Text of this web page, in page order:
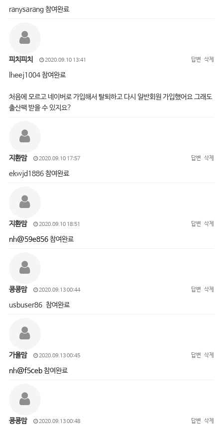
ranysarang 참여완료
피치피치 2020.09.10 13:41 답변 삭제
lheej1004 참여완료
처음에 모르고 네이버로 가입해서 탈퇴하고 다시 일반회원 가입했어요 그래도
출산팩 받을 수 있지요?
지환맘 2020.09.10 17:57 답변 삭제
ekwjd1886 참여완료
지환맘 2020.09.10 18:51 답변 삭제
nh@59e856참여완료
콩콩맘 2020.09.13 00:44 답변 삭제
usbuser86 참여완료
가을맘 2020.09.13 00:45 답변 삭제
nh@f5ceb참여완료
콩콩맘 2020.09.13 00:48 답변 삭제